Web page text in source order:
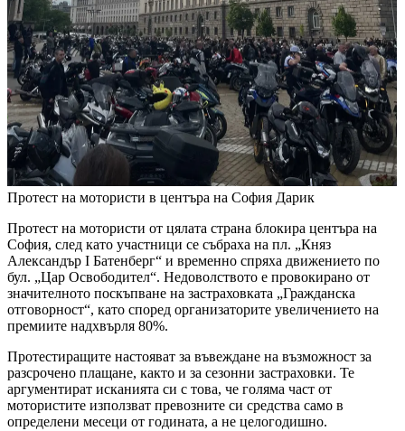
Протест на мотористи в центъра на София Дарик
Протест на мотористи от цялата страна блокира центъра на
София, след като участници се събраха на пл. „Княз
Александър I Батенберг“ и временно спряха движението по
бул. „Цар Освободител“. Недоволството е провокирано от
значителното поскъпване на застраховката „Гражданска
отговорност“, като според организаторите увеличението на
премиите надхвърля 80%.
Протестиращите настояват за въвеждане на възможност за
разсрочено плащане, както и за сезонни застраховки. Те
аргументират исканията си с това, че голяма част от
мотористите използват превозните си средства само в
определени месеци от годината, а не целогодишно.